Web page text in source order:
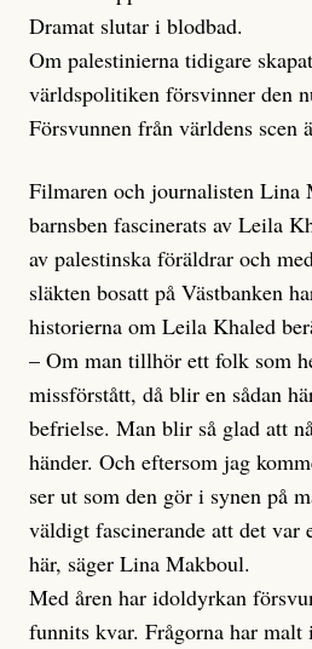
Dramat slutar i blodbad.
Om palestinierna tidigare
världspolitiken försvinner den
Försvunnen från världens scen
Filmaren och journalisten Lina
barnsben fascinerats av Leila
av palestinska föräldrar och
släkten bosatt på Västbanken
historierna om Leila Khaled
– Om man tillhör ett folk som
missförstått, då blir en sådan
befrielse. Man blir så glad att
händer. Och eftersom jag
ser ut som den gör i synen på
väldigt fascinerande att det var
här, säger Lina Makboul.
Med åren har idoldyrkan
funnits kvar. Frågorna har